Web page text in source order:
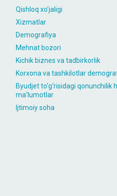
Qishloq xo'jaligi
Xizmatlar
Demografiya
Mehnat bozori
Kichik biznes va tadbirkorlik
Korxona va tashkilotlar
Byudjet to‘g‘risidagi
maʼlumotlar
Ijtimoiy soha